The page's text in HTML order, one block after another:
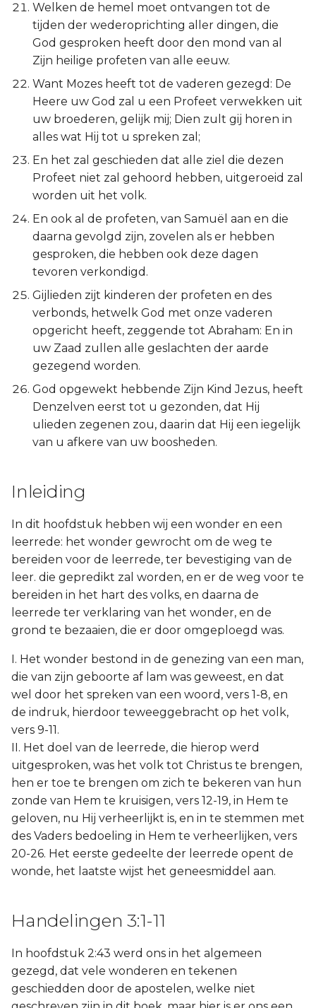
Welken de hemel moet ontvangen tot de
tijden der wederoprichting aller dingen, die
God gesproken heeft door den mond van al
Zijn heilige profeten van alle eeuw.
Want Mozes heeft tot de vaderen gezegd: De
Heere uw God zal u een Profeet verwekken uit
uw broederen, gelijk mij; Dien zult gij horen in
alles wat Hij tot u spreken zal;
En het zal geschieden dat alle ziel die dezen
Profeet niet zal gehoord hebben, uitgeroeid zal
worden uit het volk.
En ook al de profeten, van Samuël aan en die
daarna gevolgd zijn, zovelen als er hebben
gesproken, die hebben ook deze dagen
tevoren verkondigd.
Gijlieden zijt kinderen der profeten en des
verbonds, hetwelk God met onze vaderen
opgericht heeft, zeggende tot Abraham: En in
uw Zaad zullen alle geslachten der aarde
gezegend worden.
God opgewekt hebbende Zijn Kind Jezus, heeft
Denzelven eerst tot u gezonden, dat Hij
ulieden zegenen zou, daarin dat Hij een iegelijk
van u afkere van uw boosheden.
Inleiding
In dit hoofdstuk hebben wij een wonder en een
leerrede: het wonder gewrocht om de weg te
bereiden voor de leerrede, ter bevestiging van de
leer. die gepredikt zal worden, en er de weg voor te
bereiden in het hart des volks, en daarna de
leerrede ter verklaring van het wonder, en de
grond te bezaaien, die er door omgeploegd was.
I. Het wonder bestond in de genezing van een man,
die van zijn geboorte af lam was geweest, en dat
wel door het spreken van een woord, vers 1-8, en
de indruk, hierdoor teweeggebracht op het volk,
vers 9-11.
II. Het doel van de leerrede, die hierop werd
uitgesproken, was het volk tot Christus te brengen,
hen er toe te brengen om zich te bekeren van hun
zonde van Hem te kruisigen, vers 12-19, in Hem te
geloven, nu Hij verheerlijkt is, en in te stemmen met
des Vaders bedoeling in Hem te verheerlijken, vers
20-26. Het eerste gedeelte der leerrede opent de
wonde, het laatste wijst het geneesmiddel aan.
Handelingen 3:1-11
In hoofdstuk 2:43 werd ons in het algemeen
gezegd, dat vele wonderen en tekenen
geschiedden door de apostelen, welke niet